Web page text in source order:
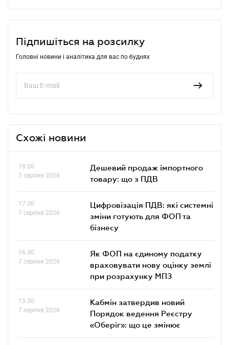
Підпишіться на розсилку
Головні новини і аналітика для вас по буднях
Схожі новини
18.00
7 серпня 2026
Дешевий продаж імпортного
товару: що з ПДВ
17.30
7 серпня 2026
Цифровізація ПДВ: які системні
зміни готують для ФОП та
бізнесу
16.30
7 серпня 2026
Як ФОП на єдиному податку
враховувати нову оцінку землі
при розрахунку МПЗ
15.30
7 серпня 2026
Кабмін затвердив новий
Порядок ведення Реєстру
«Оберіг»: що це змінює